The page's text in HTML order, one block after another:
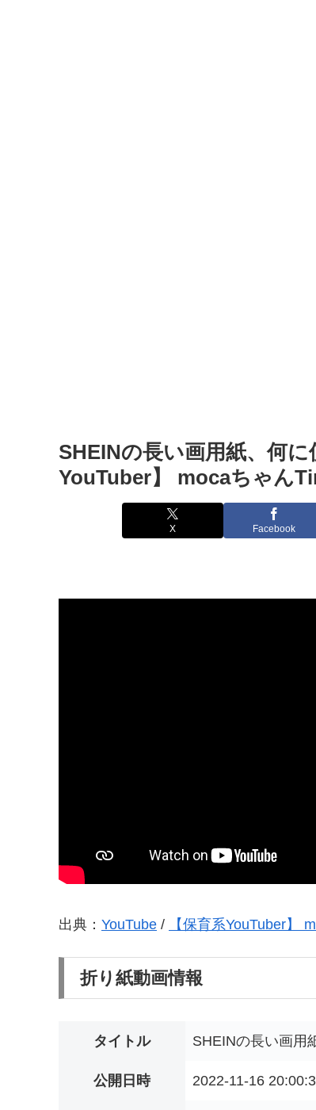
SHEINの長い画用紙、何
YouTuber】 mocaちゃん
X Facebook
出典： YouTube / 【保育系YouTuber】
折り紙動画情報
タイトル SHEINの長い画用
公開日時 2022-11-16